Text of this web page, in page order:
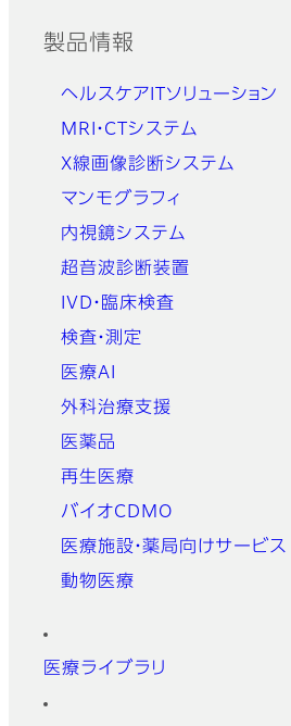
製品情報
ヘルスケアITソリューション
MRI・CTシステム
X線画像診断システム
マンモグラフィ
内視鏡システム
超音波診断装置
IVD・臨床検査
検査・測定
医療AI
外科治療支援
医薬品
再生医療
バイオCDMO
医療施設・薬局向けサービス
動物医療
医療ライブラリ